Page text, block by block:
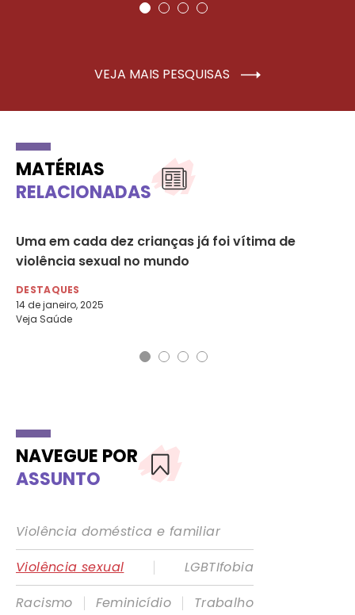
VEJA MAIS PESQUISAS
MATÉRIAS
RELACIONADAS
Uma em cada dez crianças já foi vítima de
violência sexual no mundo
DESTAQUES
14 de janeiro, 2025
Veja Saúde
NAVEGUE POR
ASSUNTO
Violência doméstica e familiar
Violência sexual
|
LGBTIfobia
Racismo
| Feminicídio |
Trabalho